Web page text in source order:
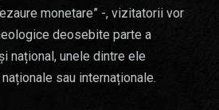
monetare” -, vizitatorii vor
deosebite parte a
național, unele dintre ele
sau internaționale.